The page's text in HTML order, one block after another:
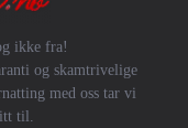
ikke fra!
og skamtrivelige
med oss tar vi
til.